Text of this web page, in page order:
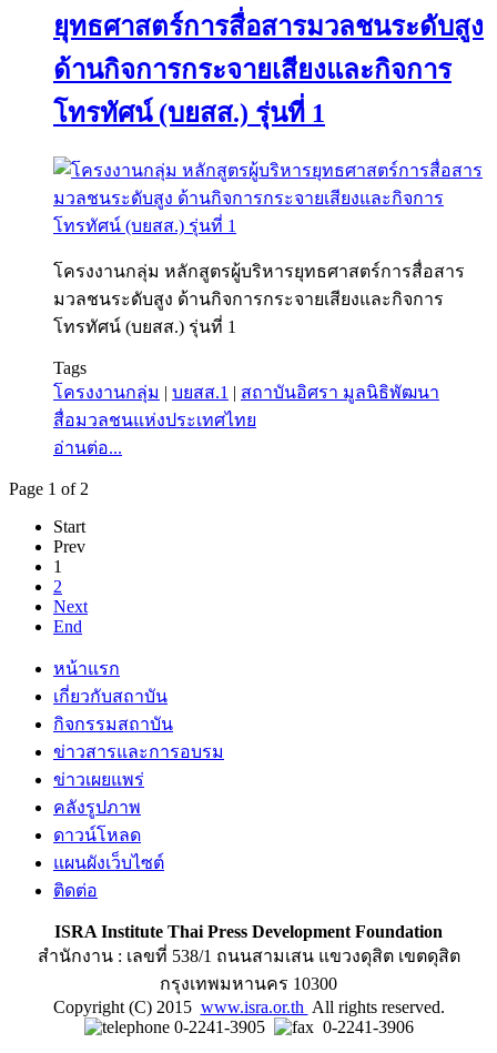
ยุทธศาสตร์การสื่อสารมวลชนระดับสูง
ด้านกิจการกระจายเสียงและกิจการ
โทรทัศน์ (บยสส.) รุ่นที่ 1
โครงงานกลุ่ม หลักสูตรผู้บริหารยุทธศาสตร์การสื่อสาร
มวลชนระดับสูง ด้านกิจการกระจายเสียงและกิจการ
โทรทัศน์ (บยสส.) รุ่นที่ 1
Tags
โครงงานกลุ่ม | บยสส.1 | สถาบันอิศรา มูลนิธิพัฒนา
สื่อมวลชนแห่งประเทศไทย
อ่านต่อ...
Page 1 of 2
Start
Prev
1
2
Next
End
หน้าแรก
เกี่ยวกับสถาบัน
กิจกรรมสถาบัน
ข่าวสารและการอบรม
ข่าวเผยแพร่
คลังรูปภาพ
ดาวน์โหลด
แผนผังเว็บไซต์
ติดต่อ
ISRA Institute Thai Press Development Foundation
สำนักงาน : เลขที่ 538/1 ถนนสามเสน แขวงดุสิต เขตดุสิต
กรุงเทพมหานคร 10300
Copyright (C) 2015 www.isra.or.th All rights reserved.
0-2241-3905
0-2241-3906